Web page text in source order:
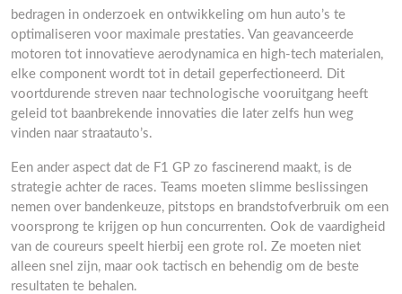
bedragen in onderzoek en ontwikkeling om hun auto’s te
optimaliseren voor maximale prestaties. Van geavanceerde
motoren tot innovatieve aerodynamica en high-tech materialen,
elke component wordt tot in detail geperfectioneerd. Dit
voortdurende streven naar technologische vooruitgang heeft
geleid tot baanbrekende innovaties die later zelfs hun weg
vinden naar straatauto’s.
Een ander aspect dat de F1 GP zo fascinerend maakt, is de
strategie achter de races. Teams moeten slimme beslissingen
nemen over bandenkeuze, pitstops en brandstofverbruik om een
voorsprong te krijgen op hun concurrenten. Ook de vaardigheid
van de coureurs speelt hierbij een grote rol. Ze moeten niet
alleen snel zijn, maar ook tactisch en behendig om de beste
resultaten te behalen.